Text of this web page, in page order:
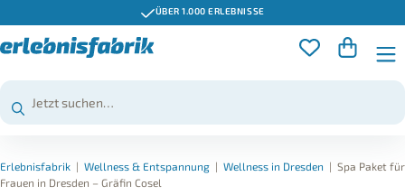
ÜBER 1.000 ERLEBNISSE
Erlebnisfabrik | Wellness & Entspannung | Wellness in Dresden | Spa Paket für
Frauen in Dresden – Gräfin Cosel